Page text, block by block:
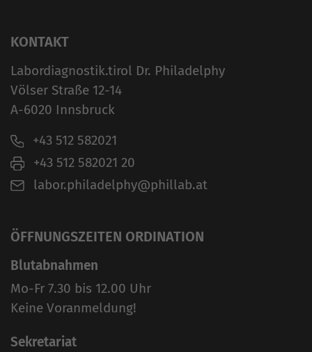
KONTAKT
Labordiagnostik.tirol Dr. Philadelphy
Völser Straße 12-14
A-6020 Innsbruck
+43 512 582021
+43 512 582021 20
labor.philadelphy@phillab.at
ÖFFNUNGSZEITEN ORDINATION
Blutabnahmen
Mo-Fr 7.30 bis 12.00 Uhr
Keine Voranmeldung!
Sekretariat